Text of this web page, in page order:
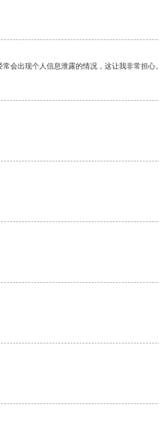
会出现个人信息泄露的情况，这让我非常担心。